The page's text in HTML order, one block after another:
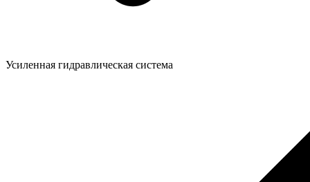
Усиленная гидравлическая система